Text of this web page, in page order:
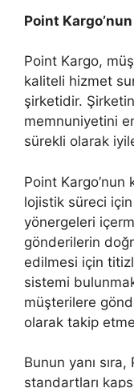
Point
Point Kargo,
kaliteli hizmet
şirketidir.
memnuniyetini
sürekli olarak
Point Kargo’nun
lojistik süreci
yönergeleri
gönderilerin
edilmesi için
sistemi
müşterilere
olarak takip
Bunun yanı
standartları